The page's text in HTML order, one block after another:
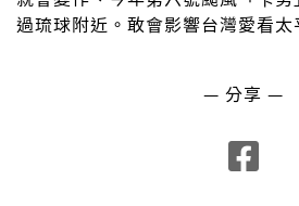
過琉球附近。敢會影響台灣愛看太
— 分享 —